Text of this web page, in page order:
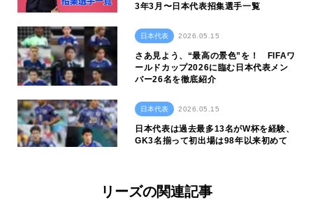
3年3月〜日本代表招集選手一覧
日本代表 2026.05.15
さあ見よう、“最高の景色”を！ FIFAワ
ールドカップ2026に臨む日本代表メン
バー26名を徹底紹介
日本代表 2026.05.15
日本代表は過去最多13名がW杯を経験、
GK3名揃って初出場は98年以来初めて
リーズの関連記事